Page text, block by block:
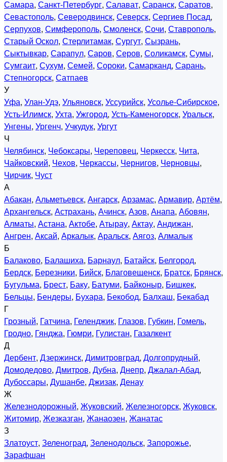
Самара, Санкт-Петербург, Салават, Саранск, Саратов,
Севастополь, Северодвинск, Северск, Сергиев Посад,
Серпухов, Симферополь, Смоленск, Сочи, Ставрополь,
Старый Оскол, Стерлитамак, Сургут, Сызрань,
Сыктывкар, Сарапул, Саров, Серов, Соликамск, Сумы,
Сумгаит, Сухум, Семей, Сороки, Самарканд, Сарань,
Степногорск, Сатпаев
У
Уфа, Улан-Удэ, Ульяновск, Уссурийск, Усолье-Сибирское,
Усть-Илимск, Ухта, Ужгород, Усть-Каменогорск, Уральск,
Унгены, Ургенч, Учкудук, Ургут
Ч
Челябинск, Чебоксары, Череповец, Черкесск, Чита,
Чайковский, Чехов, Черкассы, Чернигов, Черновцы,
Чирчик, Чуст
А
Абакан, Альметьевск, Ангарск, Арзамас, Армавир, Артём,
Архангельск, Астрахань, Ачинск, Азов, Анапа, Абовян,
Алматы, Астана, Актобе, Атырау, Актау, Андижан,
Ангрен, Аксай, Аркалык, Аральск, Аягоз, Алмалык
Б
Балаково, Балашиха, Барнаул, Батайск, Белгород,
Бердск, Березники, Бийск, Благовещенск, Братск, Брянск,
Бугульма, Брест, Баку, Батуми, Байконыр, Бишкек,
Бельцы, Бендеры, Бухара, Бекобод, Балхаш, Бекабад
Г
Грозный, Гатчина, Геленджик, Глазов, Губкин, Гомель,
Гродно, Гянджа, Гюмри, Гулистан, Газалкент
Д
Дербент, Дзержинск, Димитровград, Долгопрудный,
Домодедово, Дмитров, Дубна, Днепр, Джалал-Абад,
Дубоссары, Душанбе, Джизак, Денау
Ж
Железнодорожный, Жуковский, Железногорск, Жуковск,
Житомир, Жезказган, Жанаозен, Жанатас
З
Златоуст, Зеленоград, Зеленодольск, Запорожье,
Зарафшан